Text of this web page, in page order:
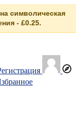
символическая
- £0.25.